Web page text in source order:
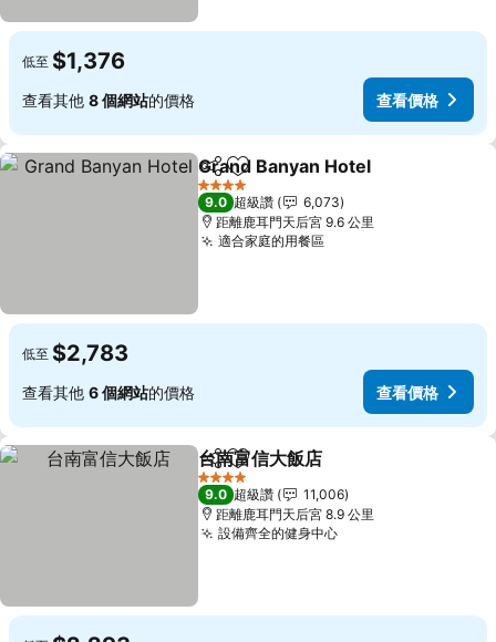
低至 $1,376
查看其他 8 個網站的價格 查看價格
分享 加入我的最愛
Grand Banyan Hotel
4 星級
9.0 超級讚
6,073
距離鹿耳門天后宮 9.6 公里
適合家庭的用餐區
低至 $2,783
查看其他 6 個網站的價格 查看價格
分享 加入我的最愛
台南富信大飯店
4 星級
9.0 超級讚
11,006
距離鹿耳門天后宮 8.9 公里
設備齊全的健身中心